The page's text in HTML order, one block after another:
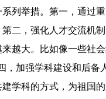
列举措。第一，通过
二，强化人才交流机
越大。比如像一些社
，加强学科建设和后
学科的方式，为祖国